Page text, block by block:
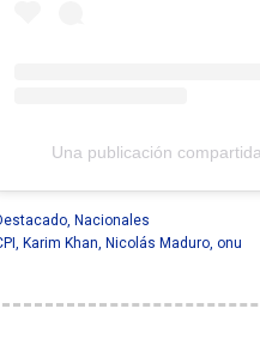
Una publicación
, Nacionales
, Karim Khan, Nicolás Maduro, onu